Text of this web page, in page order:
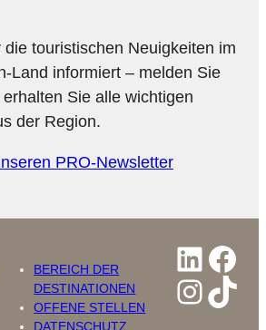
touristischen Neuigkeiten im
Land informiert – melden Sie
Sie alle wichtigen
der Region.
PRO-Newsletter
BEREICH DER
DESTINATIONEN
OFFENE STELLEN
DATENSCHUTZ